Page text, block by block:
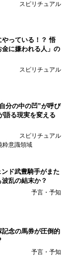
スピリチュアル
っている！？ 悟
に嫌われる人」の
スピリチュアル
分の中の凹”が呼び
語る現実を変える
スピリチュアル
粋意識領域
ンド武豊騎手がまた
乱の結末か？
予言・予知
念の馬券が圧倒的
予言・予知